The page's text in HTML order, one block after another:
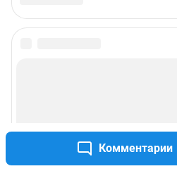
Комментарии